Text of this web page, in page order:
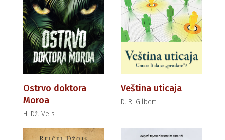
Ostrvo doktora
Moroa
H. Dž. Vels
Veština uticaja
D. R. Gilbert